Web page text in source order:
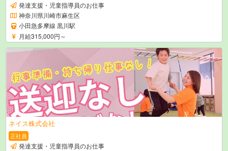
発達支援・児童指導員のお仕事
神奈川県川崎市麻生区
小田急多摩線 黒川駅
月給315,000円～
ネイス株式会社
正社員
発達支援・児童指導員のお仕事